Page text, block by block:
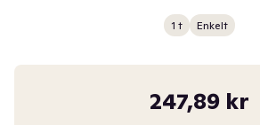
1 t Enkelt
247,89 kr